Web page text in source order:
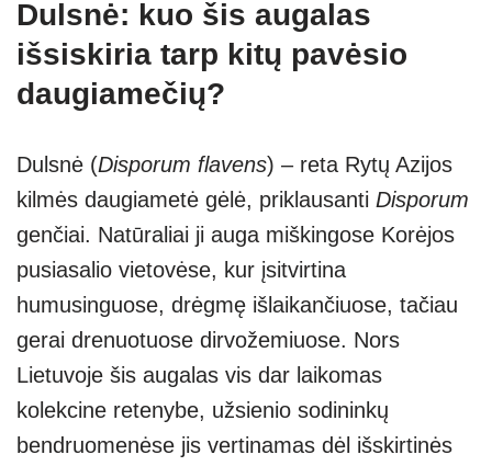
Dulsnė: kuo šis augalas
išsiskiria tarp kitų pavėsio
daugiamečių?
Dulsnė (Disporum flavens) – reta Rytų Azijos
kilmės daugiametė gėlė, priklausanti Disporum
genčiai. Natūraliai ji auga miškingose Korėjos
pusiasalio vietovėse, kur įsitvirtina
humusinguose, drėgmę išlaikančiuose, tačiau
gerai drenuotuose dirvožemiuose. Nors
Lietuvoje šis augalas vis dar laikomas
kolekcine retenybe, užsienio sodininkų
bendruomenėse jis vertinamas dėl išskirtinės